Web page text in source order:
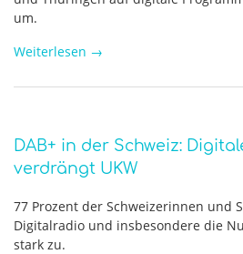
um.
Weiterlesen →
DAB+ in der Schweiz:
verdrängt UKW
77 Prozent der Schweizerinnen und
Digitalradio und insbesondere die
stark zu.